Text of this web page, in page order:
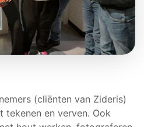
(cliënten van Zideris)
tekenen en verven. Ook